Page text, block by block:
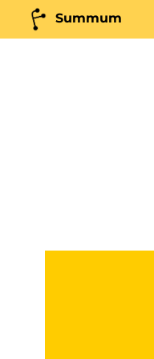
Summum